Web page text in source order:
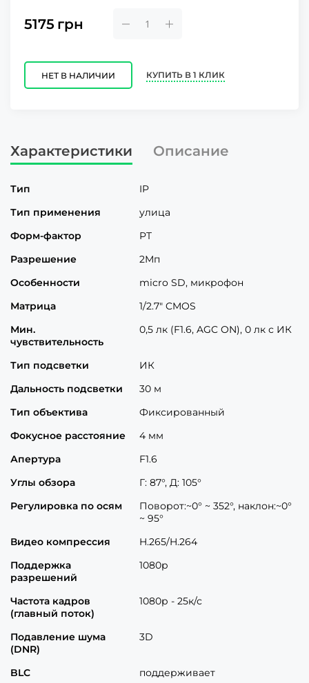
5175 грн
НЕТ В НАЛИЧИИ КУПИТЬ В 1 КЛИК
Характеристики Описание
Тип
IP
Тип применения
улица
Форм-фактор
PT
Разрешение
2Мп
Особенности
micro SD, микрофон
Матрица
1/2.7" CMOS
Мин.
чувствительность
0,5 лк (F1.6, AGC ON), 0 лк с ИК
Тип подсветки
ИК
Дальность подсветки
30 м
Тип объектива
Фиксированный
Фокусное расстояние
4 мм
Апертура
F1.6
Углы обзора
Г: 87°, Д: 105°
Регулировка по осям
Поворот:~0° ~ 352°, наклон:~0°
~ 95°
Видео компрессия
H.265/H.264
Поддержка
разрешений
1080р
Частота кадров
(главный поток)
1080р - 25к/с
Подавление шума
(DNR)
3D
BLC
поддерживает